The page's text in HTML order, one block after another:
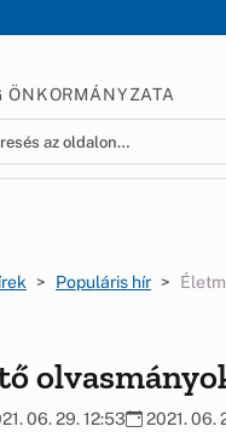
ÖNKORMÁNYZATA
Populáris hír
06. 29. 12:53 2021. 06.